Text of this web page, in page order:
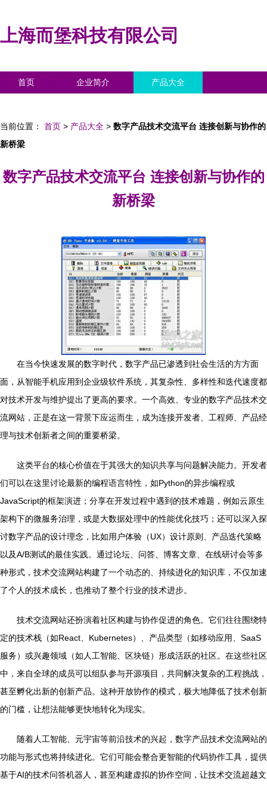
上海而堡科技有限公司
首页 企业简介 产品大全
当前位置： 首页 > 产品大全 > 数字产品技术交流平台 连接创新与协作的
新桥梁
数字产品技术交流平台 连接创新与协作的
新桥梁
在当今快速发展的数字时代，数字产品已渗透到社会生活的方方面
面，从智能手机应用到企业级软件系统，其复杂性、多样性和迭代速度都
对技术开发与维护提出了更高的要求。一个高效、专业的数字产品技术交
流网站，正是在这一背景下应运而生，成为连接开发者、工程师、产品经
理与技术创新者之间的重要桥梁。
这类平台的核心价值在于其强大的知识共享与问题解决能力。开发者
们可以在这里讨论最新的编程语言特性，如Python的异步编程或
JavaScript的框架演进；分享在开发过程中遇到的技术难题，例如云原生
架构下的微服务治理，或是大数据处理中的性能优化技巧；还可以深入探
讨数字产品的设计理念，比如用户体验（UX）设计原则、产品迭代策略
以及A/B测试的最佳实践。通过论坛、问答、博客文章、在线研讨会等多
种形式，技术交流网站构建了一个动态的、持续进化的知识库，不仅加速
了个人的技术成长，也推动了整个行业的技术进步。
技术交流网站还扮演着社区构建与协作促进的角色。它们往往围绕特
定的技术栈（如React、Kubernetes）、产品类型（如移动应用、SaaS
服务）或兴趣领域（如人工智能、区块链）形成活跃的社区。在这些社区
中，来自全球的成员可以组队参与开源项目，共同解决复杂的工程挑战，
甚至孵化出新的创新产品。这种开放协作的模式，极大地降低了技术创新
的门槛，让想法能够更快地转化为现实。
随着人工智能、元宇宙等前沿技术的兴起，数字产品技术交流网站的
功能与形式也将持续进化。它们可能会整合更智能的代码协作工具，提供
基于AI的技术问答机器人，甚至构建虚拟的协作空间，让技术交流超越文